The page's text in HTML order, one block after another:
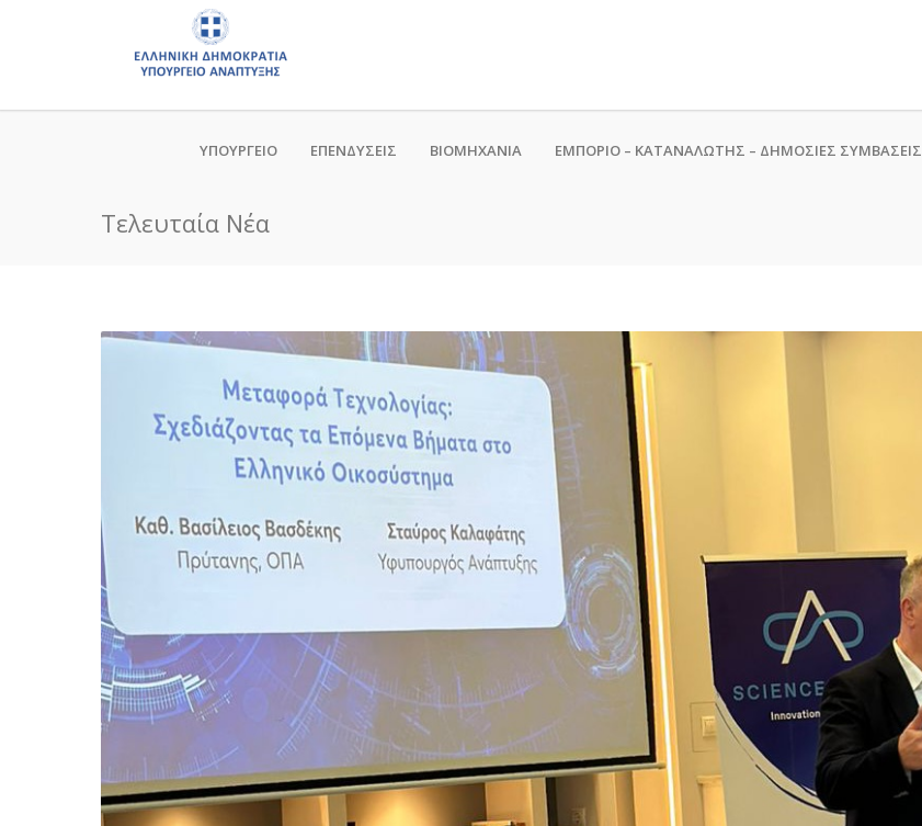
ΥΠΟΥΡΓΕΙΟ ΕΠΕΝΔΥΣΕΙΣ ΒΙΟΜΗΧΑΝΙΑ ΕΜΠΟΡΙΟ – ΚΑΤΑΝΑΛΩΤΗΣ – ΔΗΜΟΣΙΕΣ ΣΥΜΒΑΣΕΙΣ
Τελευταία Νέα